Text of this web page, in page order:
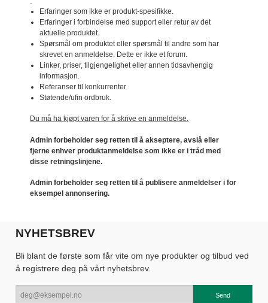
Erfaringer som ikke er produkt-spesifikke.
Erfaringer i forbindelse med support eller retur av det
aktuelle produktet.
Spørsmål om produktet eller spørsmål til andre som har
skrevet en anmeldelse. Dette er ikke et forum.
Linker, priser, tilgjengelighet eller annen tidsavhengig
informasjon.
Referanser til konkurrenter
Støtende/ufin ordbruk.
Du må ha kjøpt varen for å skrive en anmeldelse.
Admin forbeholder seg retten til å akseptere, avslå eller
fjerne enhver produktanmeldelse som ikke er i tråd med
disse retningslinjene.
Admin forbeholder seg retten til å publisere anmeldelser i for
eksempel annonsering.
NYHETSBREV
Bli blant de første som får vite om nye produkter og tilbud ved
å registrere deg på vårt nyhetsbrev.